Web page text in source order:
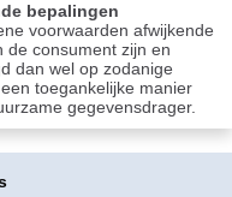
bepalingen
voorwaarden afwijkende
de consument zijn en
dan wel op zodanige
toegankelijke manier
gegevensdrager.